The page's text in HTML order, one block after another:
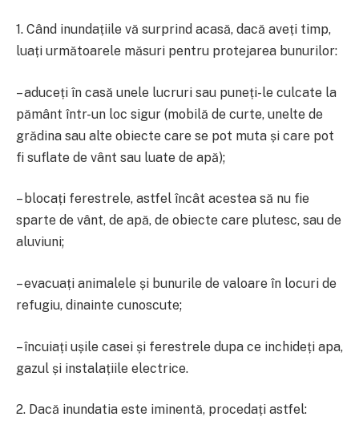
1. Când inundațiile vă surprind acasă, dacă aveți timp,
luați următoarele măsuri pentru protejarea bunurilor:
– aduceți în casă unele lucruri sau puneți-le culcate la
pământ într-un loc sigur (mobilă de curte, unelte de
grădina sau alte obiecte care se pot muta și care pot
fi suflate de vânt sau luate de apă);
– blocați ferestrele, astfel încât acestea să nu fie
sparte de vânt, de apă, de obiecte care plutesc, sau de
aluviuni;
– evacuați animalele și bunurile de valoare în locuri de
refugiu, dinainte cunoscute;
– încuiați ușile casei și ferestrele dupa ce inchideți apa,
gazul și instalațiile electrice.
2. Dacă inundatia este iminentă, procedați astfel: